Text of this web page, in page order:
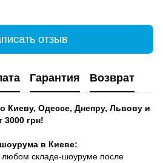
отзыв
Гарантия Возврат
Киеву, Одессе, Днепру, Львову и
3000 грн!
в Киеве:
складе-шоуруме после